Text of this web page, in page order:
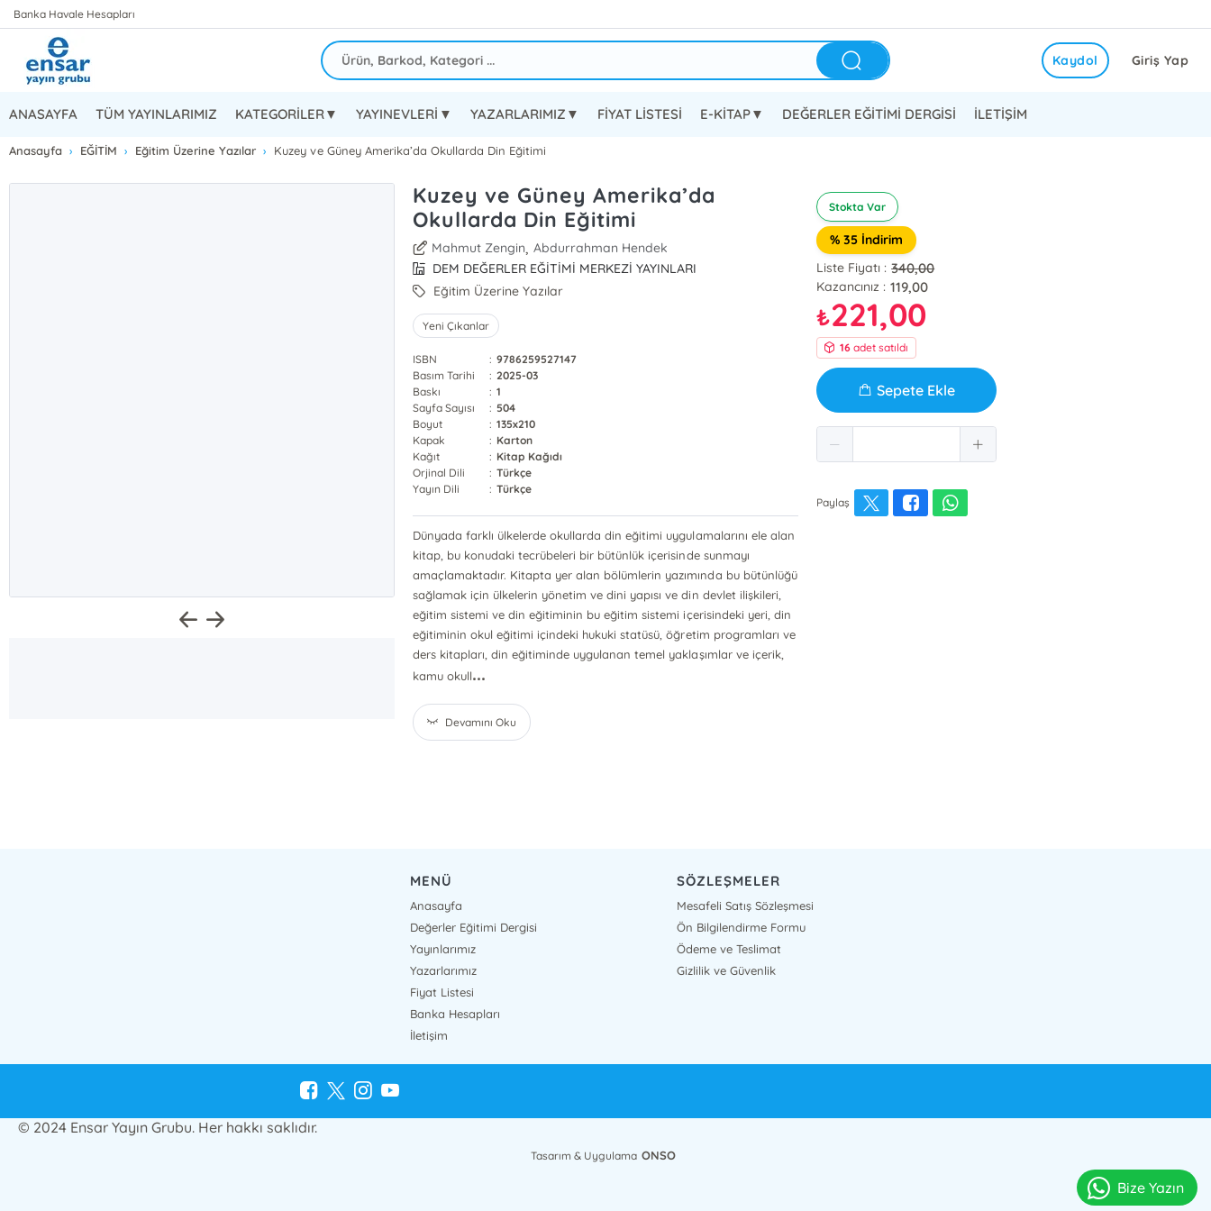
Banka Havale Hesapları
Giriş Yap
Kaydol
ANASAYFA TÜM YAYINLARIMIZ KATEGORİLER▼ YAYINEVLERİ▼ YAZARLARIMIZ▼ FİYAT LİSTESİ E-KİTAP▼ DEĞERLER EĞİTİMİ DERGİSİ İLETİŞİM
Anasayfa EĞİTİM Eğitim Üzerine Yazılar Kuzey ve Güney Amerika’da Okullarda Din Eğitimi
Kuzey ve Güney Amerika’da
Okullarda Din Eğitimi
Mahmut Zengin, Abdurrahman Hendek
DEM DEĞERLER EĞİTİMİ MERKEZİ YAYINLARI
Eğitim Üzerine Yazılar
Yeni Çıkanlar
ISBN : 9786259527147
Basım Tarihi
: 2025-03
Baskı
: 1
Sayfa Sayısı
: 504
Boyut
: 135x210
Kapak
: Karton
Kağıt
: Kitap Kağıdı
Orjinal Dili
: Türkçe
Yayın Dili
: Türkçe
Dünyada farklı ülkelerde okullarda din eğitimi uygulamalarını ele alan
kitap, bu konudaki tecrübeleri bir bütünlük içerisinde sunmayı
amaçlamaktadır. Kitapta yer alan bölümlerin yazımında bu bütünlüğü
sağlamak için ülkelerin yönetim ve dini yapısı ve din devlet ilişkileri,
eğitim sistemi ve din eğitiminin bu eğitim sistemi içerisindeki yeri, din
eğitiminin okul eğitimi içindeki hukuki statüsü, öğretim programları ve
ders kitapları, din eğitiminde uygulanan temel yaklaşımlar ve içerik,
kamu okull...
Devamını Oku
Stokta Var
% 35 İndirim
Liste Fiyatı : 340,00
Kazancınız : 119,00
₺221,00
16 adet satıldı
Sepete Ekle
Paylaş
MENÜ
Anasayfa
Değerler Eğitimi Dergisi
Yayınlarımız
Yazarlarımız
Fiyat Listesi
Banka Hesapları
İletişim
SÖZLEŞMELER
Mesafeli Satış Sözleşmesi
Ön Bilgilendirme Formu
Ödeme ve Teslimat
Gizlilik ve Güvenlik
© 2024 Ensar Yayın Grubu. Her hakkı saklıdır.
Tasarım & Uygulama ONSO
Bize Yazın